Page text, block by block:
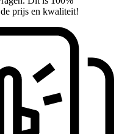
prijs en kwaliteit!